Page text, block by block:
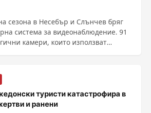
сезона в Несебър и Слънчев бряг
система за видеонаблюдение. 91
камери, които използват
туристи катастрофира в
и ранени